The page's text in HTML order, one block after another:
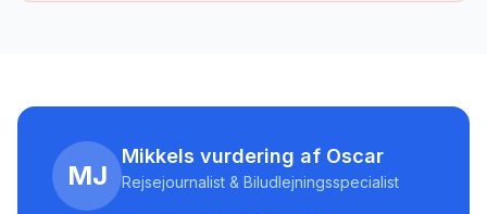
MJ
Mikkels vurdering af Oscar
Rejsejournalist & Biludlejningsspecialist